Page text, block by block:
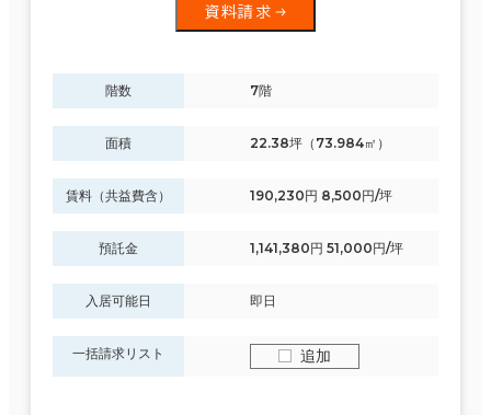
資料請求
階数 7階
面積 22.38坪（73.984㎡）
賃料（共益費含） 190,230円 8,500円/坪
預託金 1,141,380円 51,000円/坪
入居可能日 即日
一括請求リスト 追加